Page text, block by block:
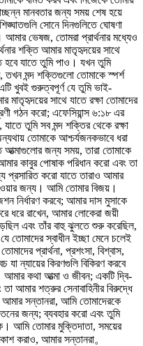
মানবতার জন্য সময় শেষ হয়ে
সোনে দিনগুলিতে ঘোষণা
আমার ভেষজ, তোমরা প্রার্থনার মধ্যেও
শক্তি আমার মাতৃহৃদয়ের সাথে
হবে যাতে তুমি পাও। যখন তুমি
তখন মন্দ শক্তিগুলো তোমাকে স্পর্শ
খুবই গুরুত্বপূর্ণ যে তুমি ভাই-
মাতৃহৃদয়ের সাথে যাতে রক্ষা তোমাদের
গঠন করো; এফেসিয়ান্স ৬:১৮ এর
তুমি সব মন্দ শক্তির থেকে রক্ষা
তোমাকে আশ্চর্যজনকভাবে ধরা
জন্য সময়, তারা তোমাকে
কাবুর পোষাক পরিধান করো এবং তা
প্রসারিত করো যাতে তারাও আমার
জন্য। আমি তোমার বিজয়।
নির্ধারণ করবে; আমার দাস মুসাকে
ধরে রাখেন, আমার লোকেরা জয়ী
এবং তাঁর বাহু ঝুলতে শুরু করেছিল,
স্বাধীন ইচ্ছা মেনে চলেই
প্রার্থনা, প্রশংসা, বিশ্বাস,
যা ন্যায়ের কিরণগুলি বিকিরণ করবে
কথা আত্মা ও জীবন; একটি দ্বি-
আমার শত্রুর সেনাবাহিনীর বিরুদ্ধে
আমার সন্তানরা, আমি তোমাদেরকে
পতনের জন্য; ব্যবহার করো এবং তুমি
আমি তোমার মুক্তিদাতা, সময়ের
করাও, আমার সন্তানরা。